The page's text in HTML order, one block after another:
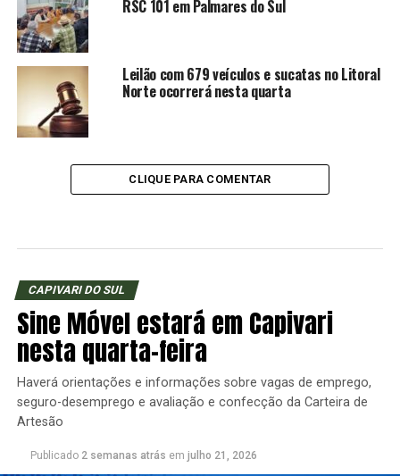
RSC 101 em Palmares do Sul
Leilão com 679 veículos e sucatas no Litoral
Norte ocorrerá nesta quarta
CLIQUE PARA COMENTAR
CAPIVARI DO SUL
Sine Móvel estará em Capivari
nesta quarta-feira
Haverá orientações e informações sobre vagas de emprego,
seguro-desemprego e avaliação e confecção da Carteira de
Artesão
Publicado 2 semanas atrás em julho 21, 2026